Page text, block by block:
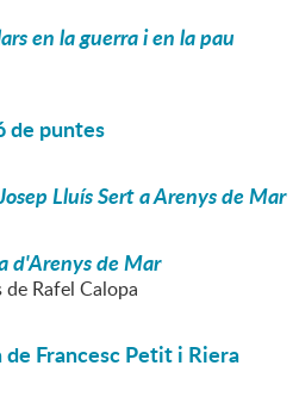
en la guerra i en la pau
de puntes
Lluís Sert a Arenys de Mar
d'Arenys de Mar
Rafel Calopa
Francesc Petit i Riera